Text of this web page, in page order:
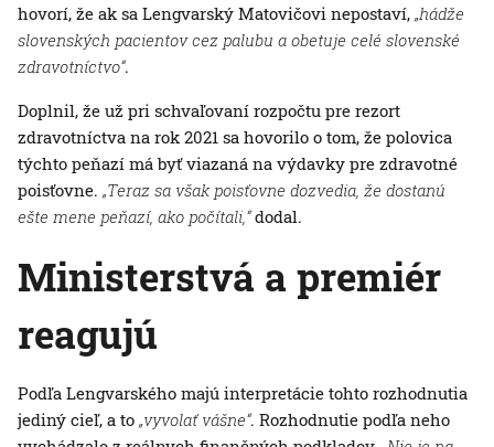
hovorí, že ak sa Lengvarský Matovičovi nepostaví, „hádže
slovenských pacientov cez palubu a obetuje celé slovenské
zdravotníctvo“.
Doplnil, že už pri schvaľovaní rozpočtu pre rezort
zdravotníctva na rok 2021 sa hovorilo o tom, že polovica
týchto peňazí má byť viazaná na výdavky pre zdravotné
poisťovne. „Teraz sa však poisťovne dozvedia, že dostanú
ešte mene peňazí, ako počítali,“dodal.
Ministerstvá a premiér
reagujú
Podľa Lengvarského majú interpretácie tohto rozhodnutia
jediný cieľ, a to „vyvolať vášne“. Rozhodnutie podľa neho